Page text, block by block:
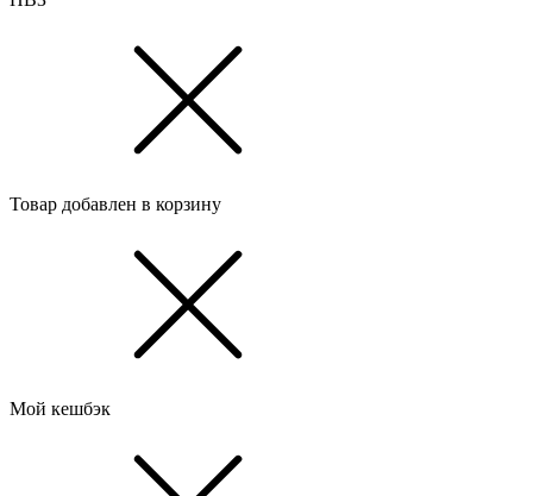
Товар добавлен в корзину
Мой кешбэк